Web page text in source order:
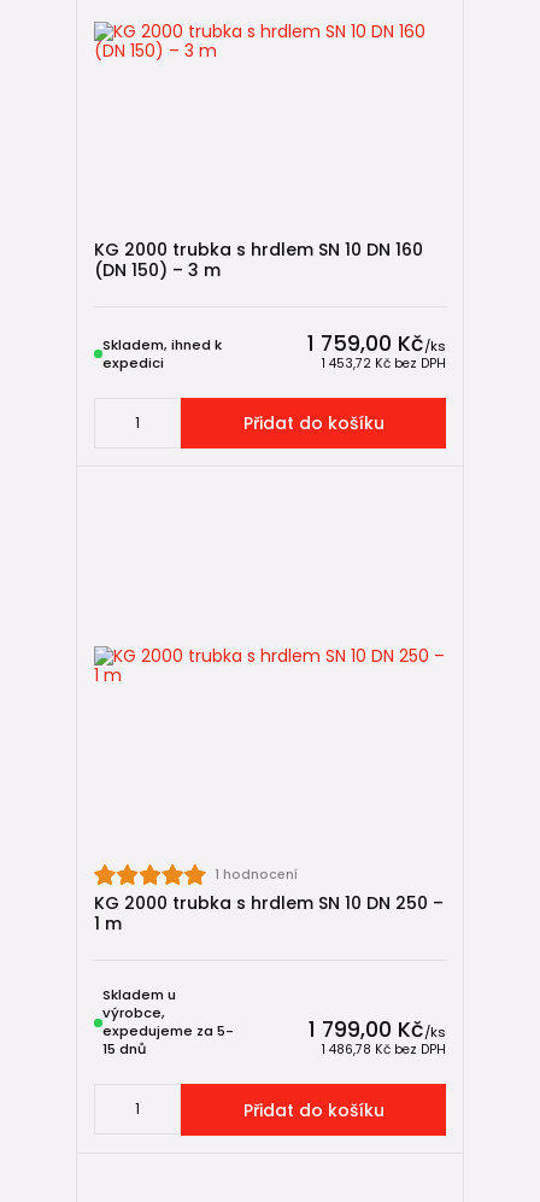
KG 2000 trubka s hrdlem SN 10 DN 160
(DN 150) – 3 m
1 759,00 Kč/ks
1 453,72 Kč bez DPH
Skladem, ihned k
expedici
Přidat do košíku
1 hodnocení
KG 2000 trubka s hrdlem SN 10 DN 250 –
1 m
1 799,00 Kč/ks
1 486,78 Kč bez DPH
Skladem u
výrobce,
expedujeme za 5-
15 dnů
Přidat do košíku